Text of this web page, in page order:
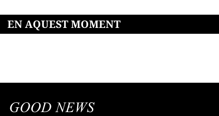
EN AQUEST MOMENT